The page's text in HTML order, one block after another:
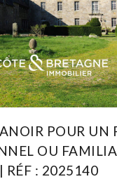
POUR UN
OU
RÉF : 2025140